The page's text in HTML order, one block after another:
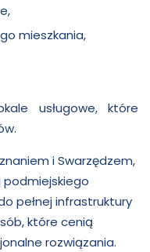
mieszkania,
usługowe, które
i Swarzędzem,
podmiejskiego
pełnej infrastruktury
które cenią
rozwiązania.